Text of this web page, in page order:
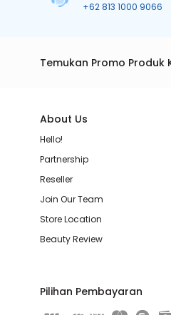
+62 813 1000 9066
Temukan Promo
About Us
Hello!
Partnership
Reseller
Join Our Team
Store Location
Beauty Review
Pilihan Pembayaran